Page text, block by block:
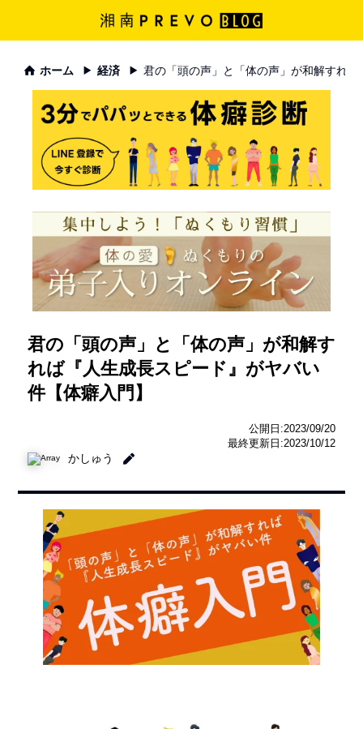
ホーム 経済 君の「頭の声」と「体の声」が和解すれ
君の「頭の声」と「体の声」が和解す
れば『人生成長スピード』がヤバい
件【体癖入門】
公開日:2023/09/20
最終更新日:2023/10/12
かしゅう